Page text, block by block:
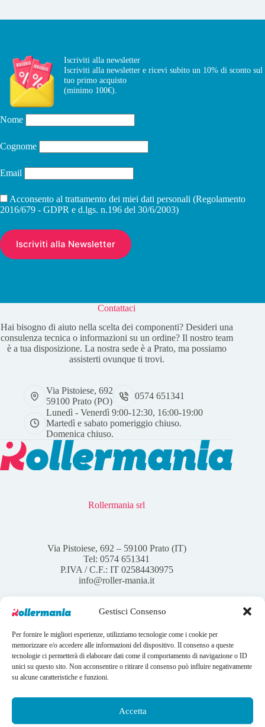
Gestisci Consenso
Per fornire le migliori esperienze, utilizziamo tecnologie come i cookie per
memorizzare e/o accedere alle informazioni del dispositivo. Il consenso a queste
tecnologie ci permetterà di elaborare dati come il comportamento di navigazione o ID
unici su questo sito. Non acconsentire o ritirare il consenso può influire negativamente
su alcune caratteristiche e funzioni.
Accetta
Iscriviti alla newsletter
Iscriviti alla newsletter e ricevi subito un 10% di sconto sul
tuo primo acquisto
(minimo 100€).
Nome
Cognome
Email
Acconsento al trattamento dei miei dati personali (Regolamento
2016/679 - GDPR e d.lgs. n.196 del 30/6/2003)
Contattaci
Hai bisogno di aiuto nella scelta dei componenti? Desideri una
consulenza tecnica o informazioni su un ordine? Il nostro team
è a tua disposizione. La nostra sede è a Prato, ma possiamo
assisterti ovunque ti trovi.
Via Pistoiese, 692
59100 Prato (PO)
0574 651341
Lunedì - Venerdì 9:00-12:30, 16:00-19:00
Martedì e sabato pomeriggio chiuso.
Domenica chiuso.
Rollermania srl
Via Pistoiese, 692 – 59100 Prato (IT)
Tel: 0574 651341
P.IVA / C.F.: IT 02584430975
info@roller-mania.it
Account
Il mio account
I tuoi ordini
Copyright © 2026 Rollermania - Webdesign by